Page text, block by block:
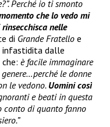
Perché io ti smonto
che lo vedo mi
nelle
di Grande Fratello e
infastidita dalle
è facile immaginare
le donne
le vedono.Uomini così
e beati in questa
conto di quanto fanno